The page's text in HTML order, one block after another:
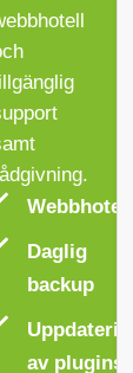
Webbhotell
Daglig
backup
Uppdatering
av plugins 1